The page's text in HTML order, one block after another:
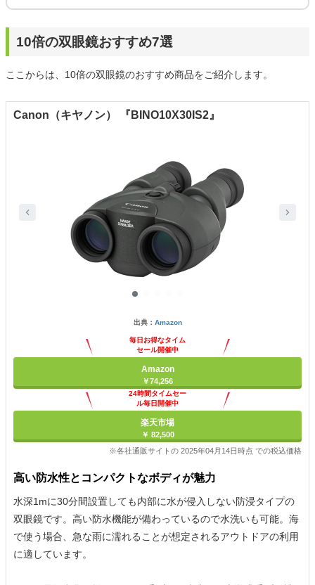
10倍の双眼鏡おすすめ7選
ここからは、10倍の双眼鏡のおすすめ商品をご紹介します。
Canon（キヤノン） 『BINO10X30IS2』
出典： Amazon
毎日お得なタイム
セール開催中
Amazon
￥74,256
24時間タイムセー
ル毎日開催中
楽天市場
￥ 82,500
※各社通販サイトの 2025年04月14日時点 での税込価格
高い防水性とコンパクトなボディが魅力
水深1mに30分間設置しても内部に水が侵入しない防浸タイプの
双眼鏡です。高い防水機能が備わっているので水洗いも可能。海
で使う場合、急な雨に濡れることが想定されるアウトドアの利用
に適しています。